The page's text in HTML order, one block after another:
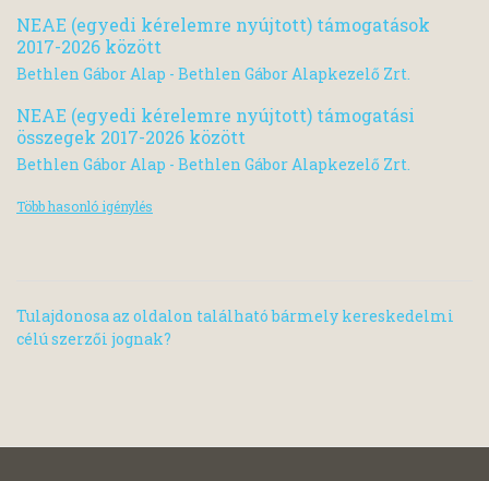
NEAE (egyedi kérelemre nyújtott) támogatások
2017-2026 között
Bethlen Gábor Alap - Bethlen Gábor Alapkezelő Zrt.
NEAE (egyedi kérelemre nyújtott) támogatási
összegek 2017-2026 között
Bethlen Gábor Alap - Bethlen Gábor Alapkezelő Zrt.
Több hasonló igénylés
Tulajdonosa az oldalon található bármely kereskedelmi
célú szerzői jognak?